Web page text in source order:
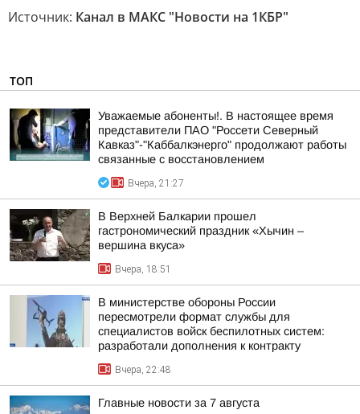
Источник: Канал в МАКС "Новости на 1КБР"
ТОП
Уважаемые абоненты!. В настоящее время
представители ПАО "Россети Северный
Кавказ"-"Каббалкэнерго" продолжают работы
связанные с восстановлением
Вчера, 21:27
В Верхней Балкарии прошел
гастрономический праздник «Хычин –
вершина вкуса»
Вчера, 18:51
В министерстве обороны России
пересмотрели формат службы для
специалистов войск беспилотных систем:
разработали дополнения к контракту
Вчера, 22:48
Главные новости за 7 августа